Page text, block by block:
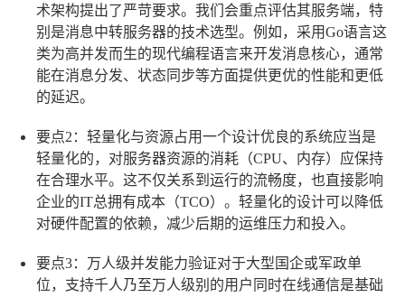
术架构提出了严苛要求。我们会重点评估其服务端，特
别是消息中转服务器的技术选型。例如，采用Go语言这
类为高并发而生的现代编程语言来开发消息核心，通常
能在消息分发、状态同步等方面提供更优的性能和更低
的延迟。
要点2：轻量化与资源占用一个设计优良的系统应当是
轻量化的，对服务器资源的消耗（CPU、内存）应保持
在合理水平。这不仅关系到运行的流畅度，也直接影响
企业的IT总拥有成本（TCO）。轻量化的设计可以降低
对硬件配置的依赖，减少后期的运维压力和投入。
要点3：万人级并发能力验证对于大型国企或军政单
位，支持千人乃至万人级别的用户同时在线通信是基础